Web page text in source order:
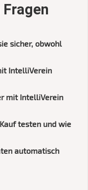
sicher, obwohl
IntelliVerein
mit IntelliVerein
testen und wie
automatisch